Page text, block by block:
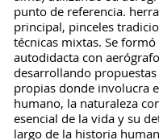
punto de referencia.
principal, pinceles
técnicas mixtas. Se
autodidacta con
desarrollando
propias donde involucra
humano, la naturaleza
esencial de la vida y su
largo de la historia